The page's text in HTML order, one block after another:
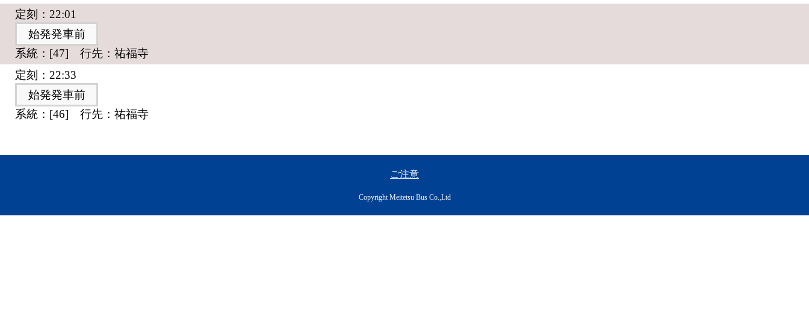
定刻：22:01
始発発車前
系統：[47] 行先：祐福寺
定刻：22:33
始発発車前
系統：[46] 行先：祐福寺
ご注意
Copyright Meitetsu Bus Co.,Ltd